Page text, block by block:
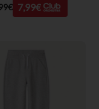
7,99€